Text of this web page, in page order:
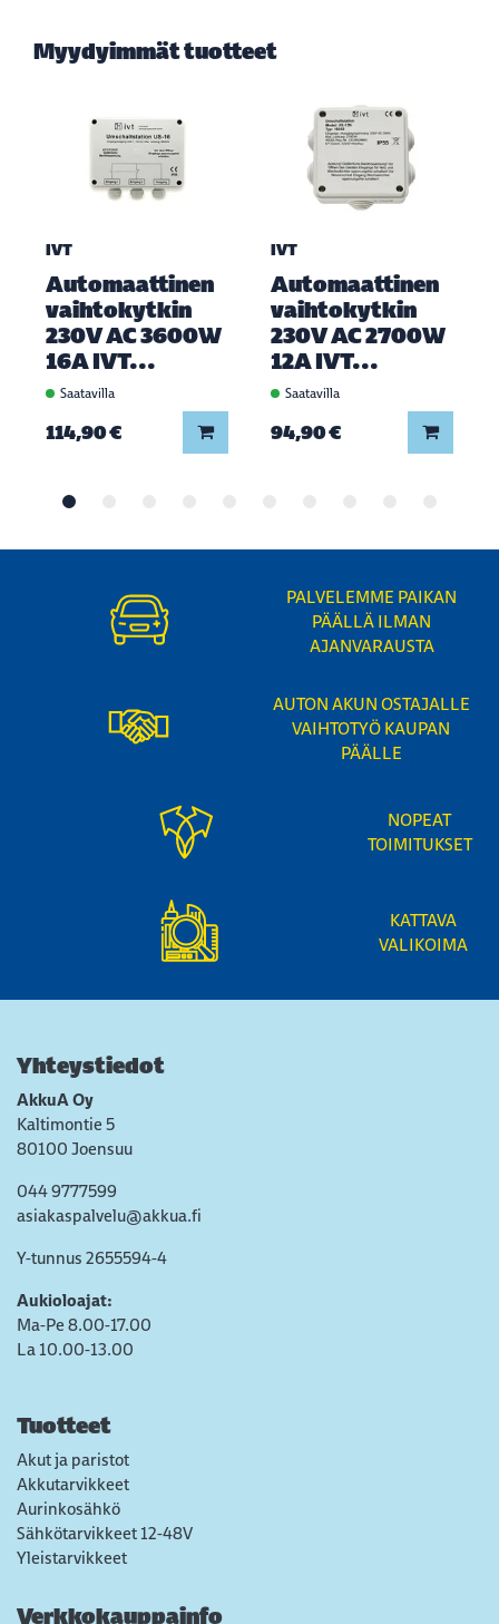
Myydyimmät tuotteet
IVT
Automaattinen
vaihtokytkin
230V AC 3600W
16A IVT...
Saatavilla
114,90 € Lisää koriin
IVT
Automaattinen
vaihtokytkin
230V AC 2700W
12A IVT...
Saatavilla
94,90 € Lisää
PALVELEMME PAIKAN
PÄÄLLÄ ILMAN
AJANVARAUSTA
AUTON AKUN OSTAJALLE
VAIHTOTYÖ KAUPAN
PÄÄLLE
NOPEAT
TOIMITUKSET
KATTAVA
VALIKOIMA
Yhteystiedot
AkkuA Oy
Kaltimontie 5
80100 Joensuu
044 9777599
asiakaspalvelu@akkua.fi
Y-tunnus 2655594-4
Aukioloajat:
Ma-Pe 8.00-17.00
La 10.00-13.00
Tuotteet
Akut ja paristot
Akkutarvikkeet
Aurinkosähkö
Sähkötarvikkeet 12-48V
Yleistarvikkeet
Verkkokauppainfo